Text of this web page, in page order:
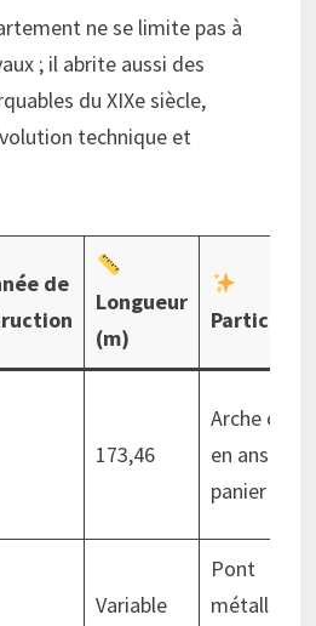
ne se limite pas à
; il abrite aussi des
du XIXe siècle,
technique et
de
Longueur
(m)
173,46
Arche
en anse de
panier
Variable
Pont
métallique